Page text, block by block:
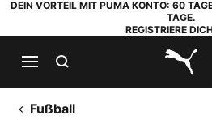
DEIN VORTEIL MIT PUMA KONTO: 60
TAGE.
REGISTRIERE
Fußball